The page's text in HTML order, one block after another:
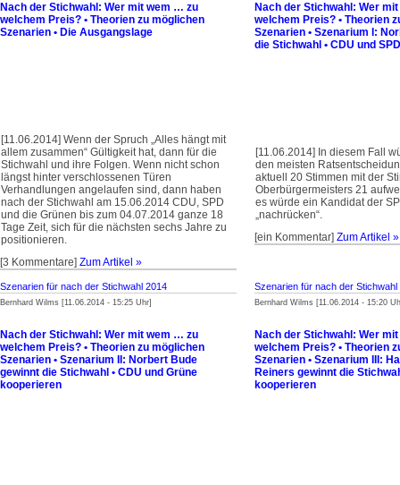
Nach der Stichwahl: Wer mit wem … zu
welchem Preis? • Theorien zu möglichen
Szenarien • Die Ausgangslage
[11.06.2014] Wenn der Spruch „Alles hängt mit
allem zusammen“ Gültigkeit hat, dann für die
Stichwahl und ihre Folgen. Wenn nicht schon
längst hinter verschlossenen Türen
Verhandlungen angelaufen sind, dann haben
nach der Stichwahl am 15.06.2014 CDU, SPD
und die Grünen bis zum 04.07.2014 ganze 18
Tage Zeit, sich für die nächsten sechs Jahre zu
positionieren.
[3 Kommentare] Zum Artikel »
Nach der Stichwahl: Wer
welchem Preis? • Theorien
Szenarien • Szenarium I:
die Stichwahl • CDU und
[11.06.2014] In diesem Fall
den meisten
aktuell 20 Stimmen mit der
Oberbürgermeisters 21
es würde ein Kandidat der
„nachrücken“.
[ein Kommentar] Zum Artikel »
Szenarien für nach der Stichwahl 2014
Bernhard Wilms [11.06.2014 - 15:25 Uhr]
Nach der Stichwahl: Wer mit wem … zu
welchem Preis? • Theorien zu möglichen
Szenarien • Szenarium II: Norbert Bude
gewinnt die Stichwahl • CDU und Grüne
kooperieren
Szenarien für nach der Stichwahl
Bernhard Wilms [11.06.2014 - 15:20
Nach der Stichwahl: Wer
welchem Preis? • Theorien
Szenarien • Szenarium III:
Reiners gewinnt die
kooperieren